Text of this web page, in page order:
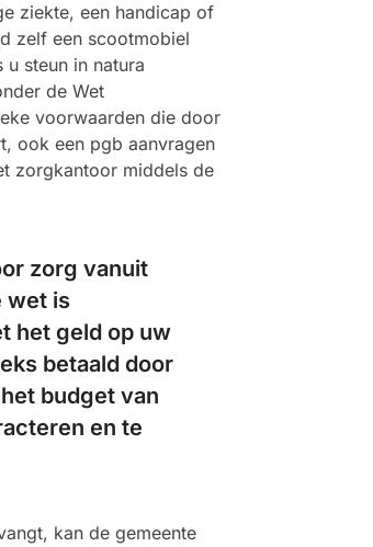
ziekte, een handicap of
zelf een scootmobiel
steun in natura
de Wet
voorwaarden die door
ook een pgb aanvragen
zorgkantoor middels de
zorg vanuit
wet is
het geld op uw
betaald door
budget van
en te
kan de gemeente